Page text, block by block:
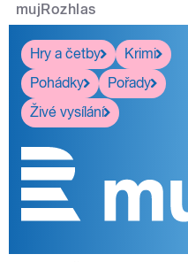
mujRozhlas
Hry a četby
Krimi
Pohádky
Pořady
Živé vysílání